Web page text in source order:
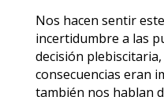
Nos hacen sentir
incertidumbre a las
decisión
consecuencias eran
también nos hablan